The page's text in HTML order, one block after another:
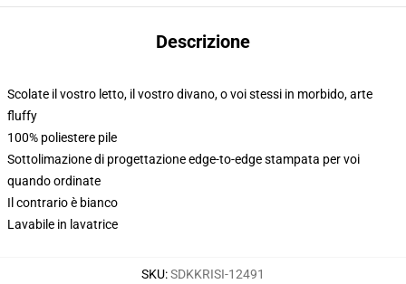
Descrizione
Scolate il vostro letto, il vostro divano, o voi stessi in morbido, arte
fluffy
100% poliestere pile
Sottolimazione di progettazione edge-to-edge stampata per voi
quando ordinate
Il contrario è bianco
Lavabile in lavatrice
SKU:SDKKRISI-12491